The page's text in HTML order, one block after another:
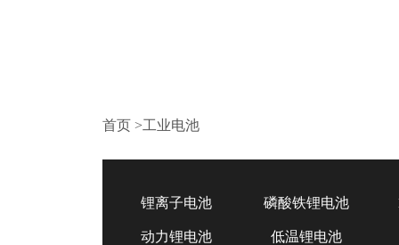
首页 >工业电池
锂离子电池 磷酸铁锂电池
动力锂电池 低温锂电池